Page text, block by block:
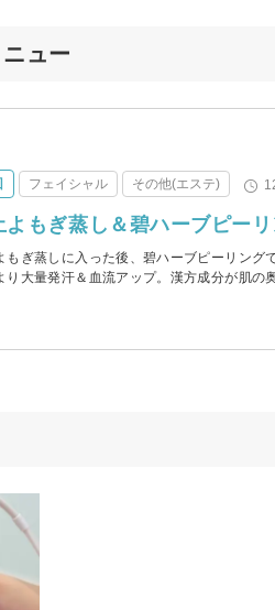
ュー
フェイシャル その他(エステ)
よもぎ蒸し＆碧ハーブピー
もぎ蒸しに入った後、碧ハーブピーリング
り大量発汗＆血流アップ。漢方成分が肌の